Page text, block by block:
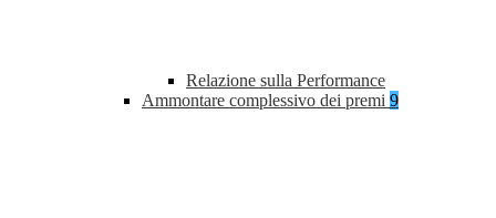
Relazione sulla Performance
Ammontare complessivo dei premi 9